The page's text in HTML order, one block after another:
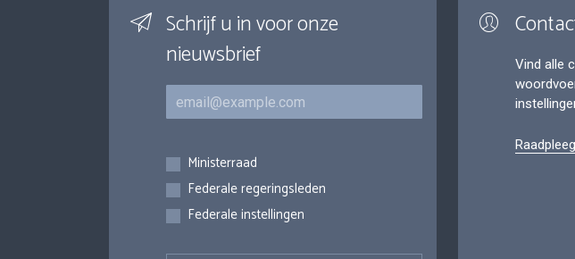
Schrijf u in voor onze
nieuwsbrief
E-mail
Inschrijvingen
Ministerraad
Federale regeringsleden
Federale instellingen
Vind alle